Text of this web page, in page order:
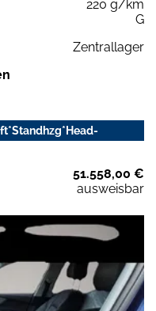
220 g/km
G
Zentrallager
51.558,00 €
ausweisbar